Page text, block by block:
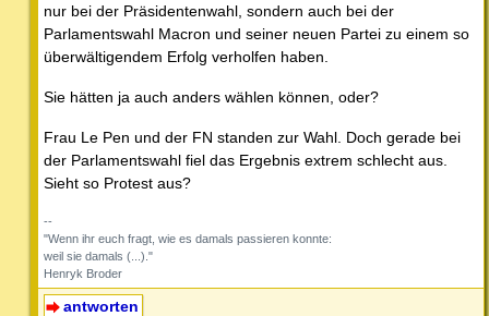
nur bei der Präsidentenwahl, sondern auch bei der
Parlamentswahl Macron und seiner neuen Partei zu einem so
überwältigendem Erfolg verholfen haben.
Sie hätten ja auch anders wählen können, oder?
Frau Le Pen und der FN standen zur Wahl. Doch gerade bei
der Parlamentswahl fiel das Ergebnis extrem schlecht aus.
Sieht so Protest aus?
--
"Wenn ihr euch fragt, wie es damals passieren konnte:
weil sie damals (...)."
Henryk Broder
antworten